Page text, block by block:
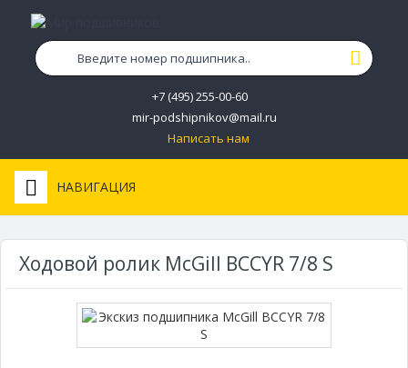
+7 (495) 255-00-60
mir-podshipnikov@mail.ru
Написать нам
НАВИГАЦИЯ
Ходовой ролик McGill BCCYR 7/8 S